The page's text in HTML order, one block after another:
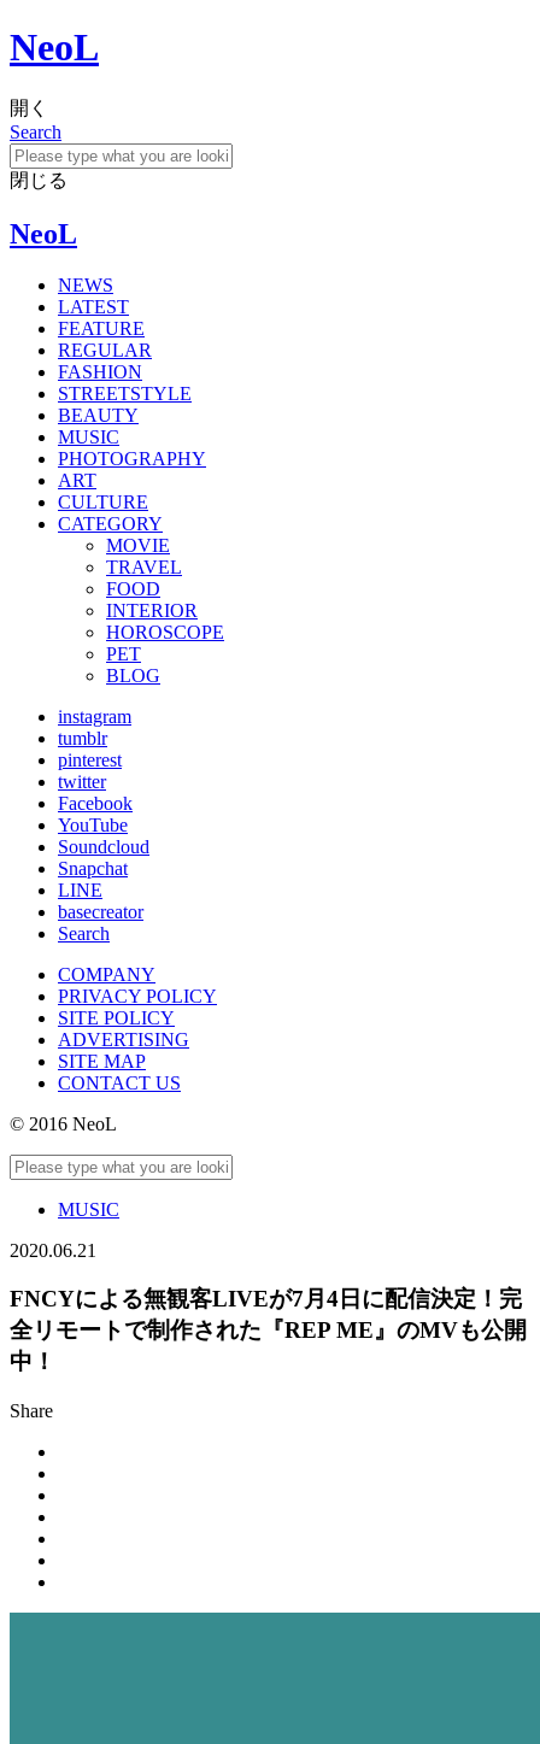
NeoL
開く
Search
閉じる
NeoL
NEWS
LATEST
FEATURE
REGULAR
FASHION
STREETSTYLE
BEAUTY
MUSIC
PHOTOGRAPHY
ART
CULTURE
CATEGORY
MOVIE
TRAVEL
FOOD
INTERIOR
HOROSCOPE
PET
BLOG
instagram
tumblr
pinterest
twitter
Facebook
YouTube
Soundcloud
Snapchat
LINE
basecreator
Search
COMPANY
PRIVACY POLICY
SITE POLICY
ADVERTISING
SITE MAP
CONTACT US
© 2016 NeoL
MUSIC
2020.06.21
FNCYによる無観客LIVEが7月4日に配信決定！完
全リモートで制作された『REP ME』のMVも公開
中！
Share